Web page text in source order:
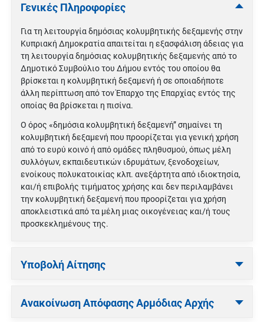
Γενικές Πληροφορίες
Για τη λειτουργία δημόσιας κολυμβητικής δεξαμενής στην
Κυπριακή Δημοκρατία απαιτείται η εξασφάλιση άδειας για
τη λειτουργία δημόσιας κολυμβητικής δεξαμενής από το
Δημοτικό Συμβούλιο του Δήμου εντός του οποίου θα
βρίσκεται η κολυμβητική δεξαμενή ή σε οποιαδήποτε
άλλη περίπτωση από τον Έπαρχο της Επαρχίας εντός της
οποίας θα βρίσκεται η πισίνα.
Ο όρος «δημόσια κολυμβητική δεξαμενή” σημαίνει τη
κολυμβητική δεξαμενή που προορίζεται για γενική χρήση
από το ευρύ κοινό ή από ομάδες πληθυσμού, όπως μέλη
συλλόγων, εκπαιδευτικών ιδρυμάτων, ξενοδοχείων,
ενοίκους πολυκατοικίας κλπ. ανεξάρτητα από ιδιοκτησία,
και/ή επιβολής τιμήματος χρήσης και δεν περιλαμβάνει
την κολυμβητική δεξαμενή που προορίζεται για χρήση
αποκλειστικά από τα μέλη μιας οικογένειας και/ή τους
προσκεκλημένους της.
Υποβολή Αίτησης
Ανακοίνωση Απόφασης Αρμόδιας Αρχής